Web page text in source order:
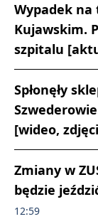
Wypadek
Kujawskim.
szpitalu
Spłonęły
[wideo,
Zmiany w
będzie
12:59